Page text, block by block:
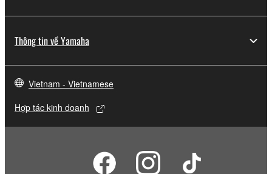
Thông tin về Yamaha
Vietnam - Vietnamese
Hợp tác kinh doanh